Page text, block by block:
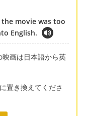
movie was too
English.
画は日本語から英
置き換えてくださ